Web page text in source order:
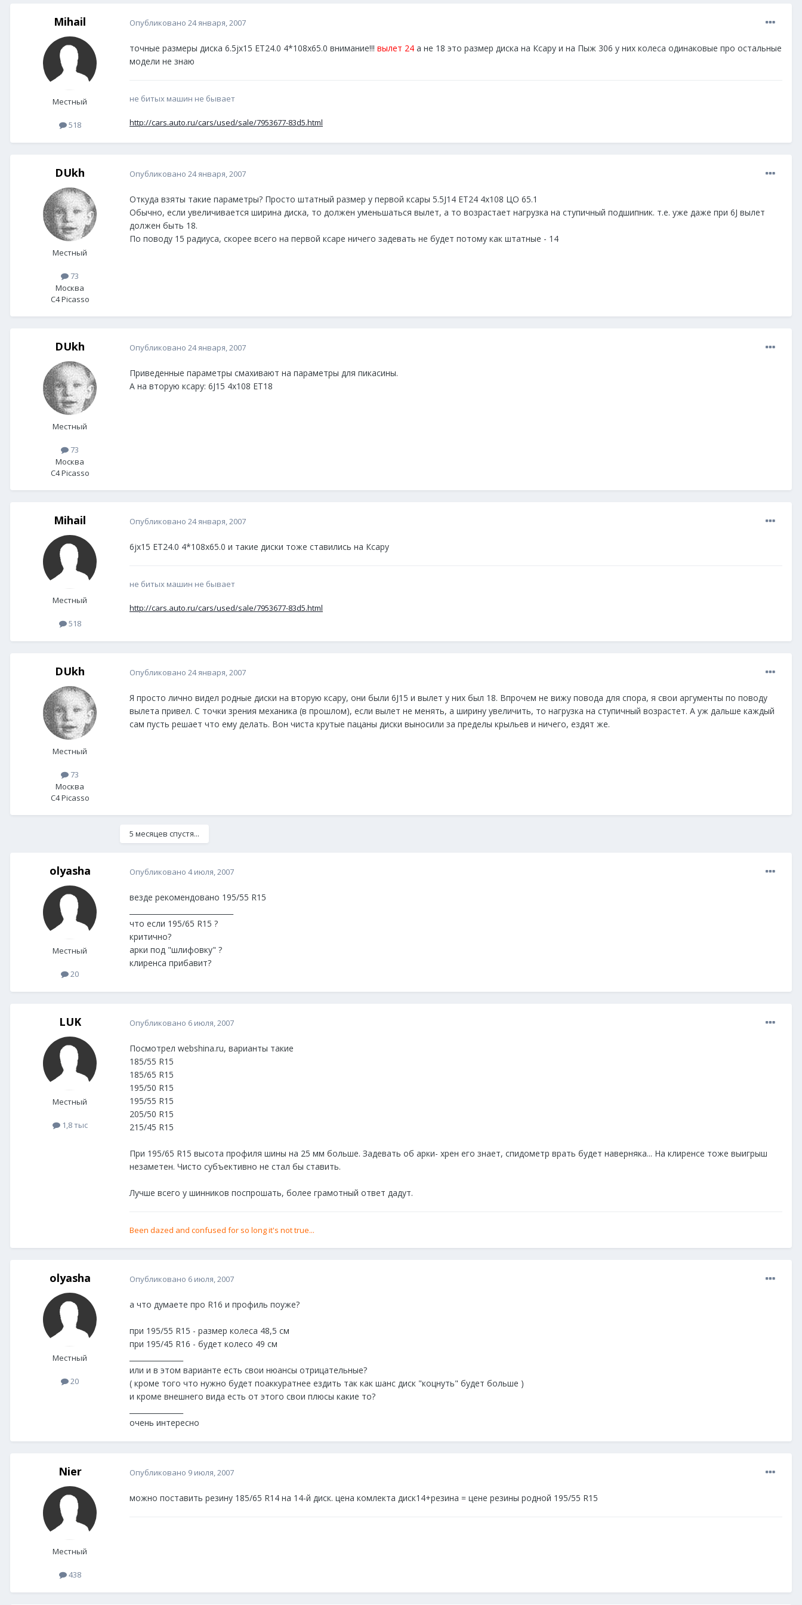
Mihail
Местный
518
Опубликовано 24 января, 2007
точные размеры диска 6.5jx15 ET24.0 4*108x65.0 внимание!!! вылет 24 а не 18 это размер диска на Ксару и на Пыж 306 у них колеса одинаковые про остальные
модели не знаю
не битых машин не бывает
http://cars.auto.ru/cars/used/sale/7953677-83d5.html
DUkh
Местный
73
Москва
C4 Picasso
Опубликовано 24 января, 2007
Откуда взяты такие параметры? Просто штатный размер у первой ксары 5.5J14 ET24 4x108 ЦО 65.1
Обычно, если увеличивается ширина диска, то должен уменьшаться вылет, а то возрастает нагрузка на ступичный подшипник. т.е. уже даже при 6J вылет
должен быть 18.
По поводу 15 радиуса, скорее всего на первой ксаре ничего задевать не будет потому как штатные - 14
DUkh
Местный
73
Москва
C4 Picasso
Опубликовано 24 января, 2007
Приведенные параметры смахивают на параметры для пикасины.
А на вторую ксару: 6J15 4х108 ET18
Mihail
Местный
518
Опубликовано 24 января, 2007
6jx15 ET24.0 4*108x65.0 и такие диски тоже ставились на Ксару
не битых машин не бывает
http://cars.auto.ru/cars/used/sale/7953677-83d5.html
DUkh
Местный
73
Москва
C4 Picasso
Опубликовано 24 января, 2007
Я просто лично видел родные диски на вторую ксару, они были 6J15 и вылет у них был 18. Впрочем не вижу повода для спора, я свои аргументы по поводу
вылета привел. С точки зрения механика (в прошлом), если вылет не менять, а ширину увеличить, то нагрузка на ступичный возрастет. А уж дальше каждый
сам пусть решает что ему делать. Вон чиста крутые пацаны диски выносили за пределы крыльев и ничего, ездят же.
5 месяцев спустя...
olyasha
Местный
20
Опубликовано 4 июля, 2007
везде рекомендовано 195/55 R15
что если 195/65 R15 ?
критично?
арки под "шлифовку" ?
клиренса прибавит?
LUK
Местный
1,8 тыс
Опубликовано 6 июля, 2007
Посмотрел webshina.ru, варианты такие
185/55 R15
185/65 R15
195/50 R15
195/55 R15
205/50 R15
215/45 R15
При 195/65 R15 высота профиля шины на 25 мм больше. Задевать об арки- хрен его знает, спидометр врать будет наверняка... На клиренсе тоже выигрыш
незаметен. Чисто субъективно не стал бы ставить.
Лучше всего у шинников поспрошать, более грамотный ответ дадут.
Been dazed and confused for so long it's not true...
olyasha
Местный
20
Опубликовано 6 июля, 2007
а что думаете про R16 и профиль поуже?
при 195/55 R15 - размер колеса 48,5 см
при 195/45 R16 - будет колесо 49 см
или и в этом варианте есть свои нюансы отрицательные?
( кроме того что нужно будет поаккуратнее ездить так как шанс диск "коцнуть" будет больше )
и кроме внешнего вида есть от этого свои плюсы какие то?
очень интересно
Nier
Местный
438
Опубликовано 9 июля, 2007
можно поставить резину 185/65 R14 на 14-й диск. цена комлекта диск14+резина = цене резины родной 195/55 R15